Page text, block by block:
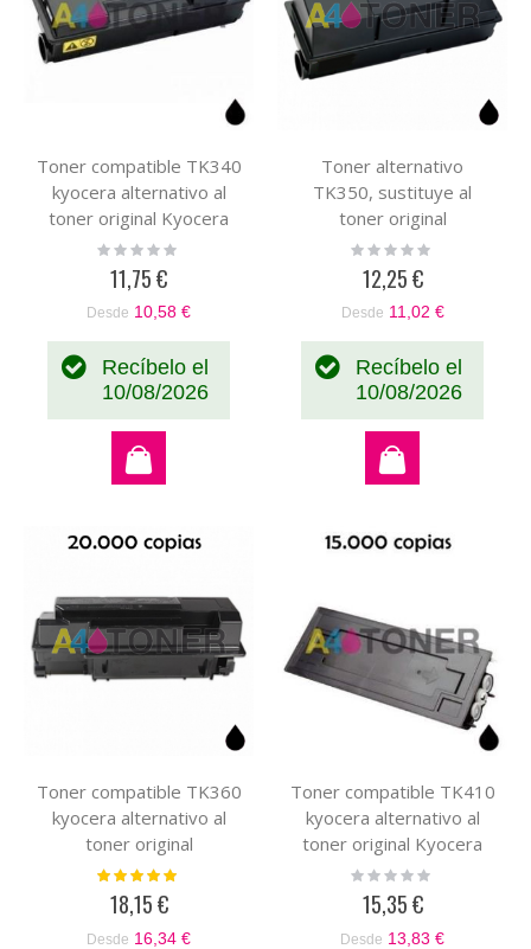
Toner compatible TK340
kyocera alternativo al
toner original Kyocera
1T02J00EU0 TK-340
Rating:
11,75 €
Desde 10,58 €
Recíbelo el
10/08/2026
Toner alternativo
TK350, sustituye al
toner original
1T02LX0NL0
Rating:
12,25 €
Desde 11,02 €
Recíbelo el
10/08/2026
Toner compatible TK360
kyocera alternativo al
toner original
1T02J20EU0
Valoración:
18,15 €
Desde 16,34 €
Toner compatible TK410
kyocera alternativo al
toner original Kyocera
370AM010 TK-410
Rating:
15,35 €
Desde 13,83 €